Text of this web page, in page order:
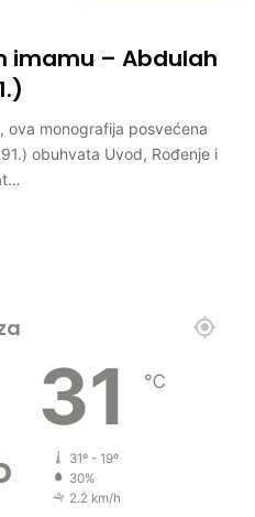
imamu – Abdulah
ova monografija posvećena
obuhvata Uvod, Rođenje i
31 ℃
31º - 19º
30%
2.2 km/h